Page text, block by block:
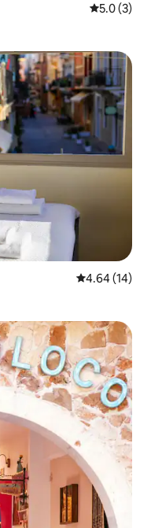
レビュー3
5.0 (3)
レビュー14
4.64 (14)